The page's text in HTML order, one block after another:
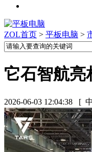
ZOL首页 > 平板电脑 >
它石智航亮
2026-06-03 12:04:38 [